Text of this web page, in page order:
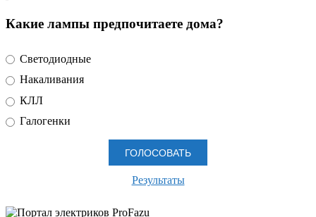
Какие лампы предпочитаете дома?
Светодиодные
Накаливания
КЛЛ
Галогенки
Результаты